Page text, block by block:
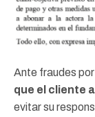
Ante fraudes
que el cliente
evitar su